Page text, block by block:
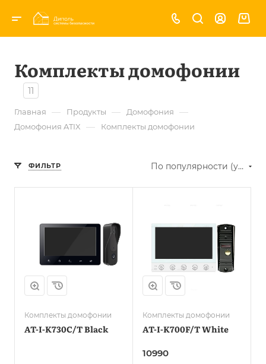
Комплекты домофонии
11
Главная — Продукты — Домофония —
Домофония ATIX — Комплекты домофонии
ФИЛЬТР По популярности (убывание)
Комплекты домофонии
AT-I-K730C/T Black
Комплекты домофонии
AT-I-K700F/T White
10990